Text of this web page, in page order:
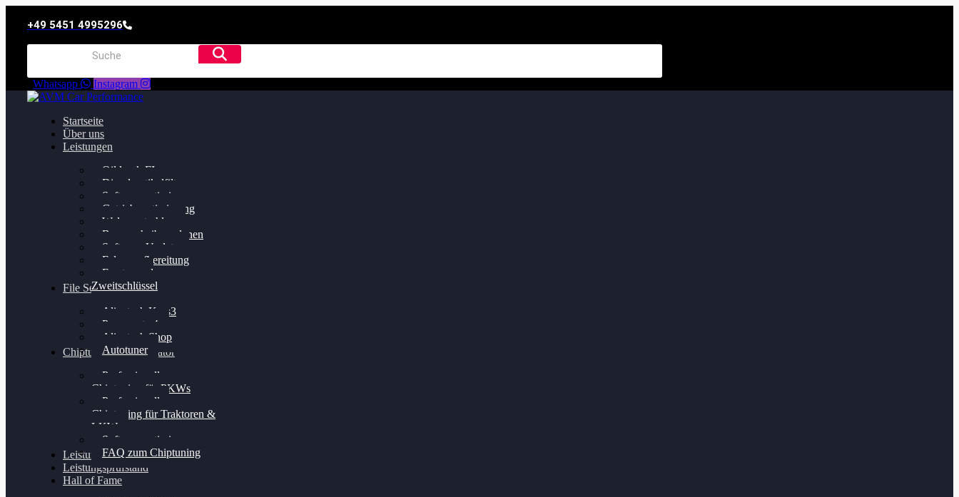
+49 5451 4995296
Whatsapp Instagram
Startseite
Über uns
Leistungen
Oildruck FIx
Dieselpartikelfilter
Softwareoptimierung
Getriebeoptimierung
Walnussstrahlen
Bremsscheiben planen
Software Update
Felgenaufbereitung
Ersatz- und
Zweitschlüssel
File Service
Alientech Kess3
Powergate 4
Alientech Shop
Autotuner
Chiptuning Konfigurator
Professionelles
Chiptuning für PKWs
Professionelles
Chiptuning für Traktoren &
LKW
Softwareoptimierung
FAQ zum Chiptuning
Leistungsmessung
Leistungsprüfstand
Hall of Fame